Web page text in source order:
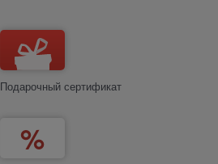
Подарочный сертификат